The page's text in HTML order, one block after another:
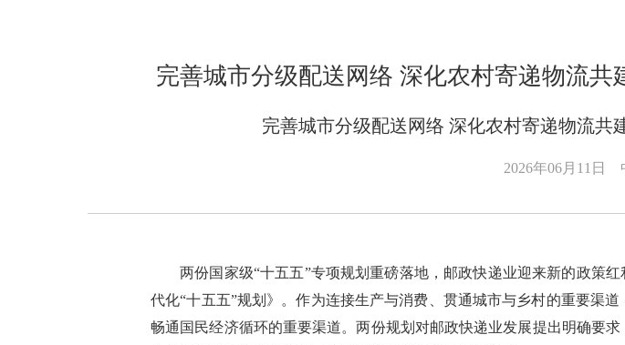
完善城市分级配送网络 深化农村寄递物流
完善城市分级配送网络 深化农村寄递物流共
2026年06月11日
两份国家级“十五五”专项规划重磅落地，邮政快递业迎来新的政策
代化“十五五”规划》。作为连接生产与消费、贯通城市与乡村的重要渠
畅通国民经济循环的重要渠道。两份规划对邮政快递业发展提出明确要